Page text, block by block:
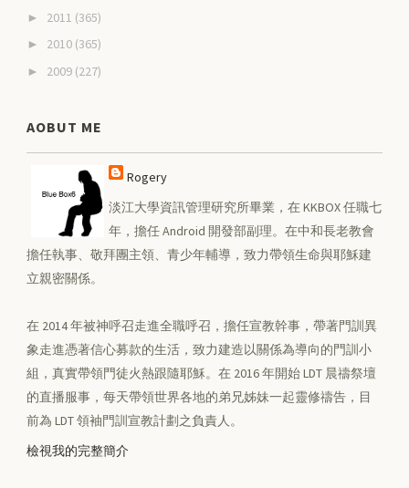
► 2011 (365)
► 2010 (365)
► 2009 (227)
AOBUT ME
Rogery
淡江大學資訊管理研究所畢業，在 KKBOX 任職七
年，擔任 Android 開發部副理。在中和長老教會
擔任執事、敬拜團主領、青少年輔導，致力帶領生命與耶穌建
立親密關係。
在 2014 年被神呼召走進全職呼召，擔任宣教幹事，帶著門訓異
象走進憑著信心募款的生活，致力建造以關係為導向的門訓小
組，真實帶領門徒火熱跟隨耶穌。在 2016 年開始 LDT 晨禱祭壇
的直播服事，每天帶領世界各地的弟兄姊妹一起靈修禱告，目
前為 LDT 領袖門訓宣教計劃之負責人。
檢視我的完整簡介